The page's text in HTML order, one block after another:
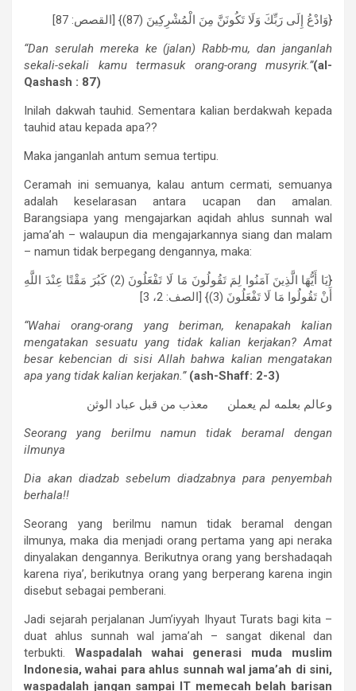
{وَادْعُ إِلَى رَبِّكَ وَلَا تَكُونَنَّ مِنَ الْمُشْرِكِينَ (87)} [القصص: 87]
“Dan serulah mereka ke (jalan) Rabb-mu, dan janganlah
sekali-sekali kamu termasuk orang-orang musyrik.”(al-
Qashash : 87)
Inilah dakwah tauhid. Sementara kalian berdakwah kepada
tauhid atau kepada apa??
Maka janganlah antum semua tertipu.
Ceramah ini semuanya, kalau antum cermati, semuanya
adalah keselarasan antara ucapan dan amalan.
Barangsiapa yang mengajarkan aqidah ahlus sunnah wal
jama’ah – walaupun dia mengajarkannya siang dan malam
– namun tidak berpegang dengannya, maka:
{يَا أَيُّهَا الَّذِينَ آمَنُوا لِمَ تَقُولُونَ مَا لَا تَفْعَلُونَ (2) كَبُرَ مَقْتًا عِنْدَ اللَّهِ
أَنْ تَقُولُوا مَا لَا تَفْعَلُونَ (3)} [الصف: 2، 3]
“Wahai orang-orang yang beriman, kenapakah kalian
mengatakan sesuatu yang tidak kalian kerjakan? Amat
besar kebencian di sisi Allah bahwa kalian mengatakan
apa yang tidak kalian kerjakan.” (ash-Shaff: 2-3)
وعالم بعلمه لم يعملن معذب من قبل عباد الوثن
Seorang yang berilmu namun tidak beramal dengan
ilmunya
Dia akan diadzab sebelum diadzabnya para penyembah
berhala!!
Seorang yang berilmu namun tidak beramal dengan
ilmunya, maka dia menjadi orang pertama yang api neraka
dinyalakan dengannya. Berikutnya orang yang bershadaqah
karena riya’, berikutnya orang yang berperang karena ingin
disebut sebagai pemberani.
Jadi sejarah perjalanan Jum’iyyah Ihyaut Turats bagi kita –
duat ahlus sunnah wal jama’ah – sangat dikenal dan
terbukti. Waspadalah wahai generasi muda muslim
Indonesia, wahai para ahlus sunnah wal jama’ah di sini,
waspadalah jangan sampai IT memecah belah barisan